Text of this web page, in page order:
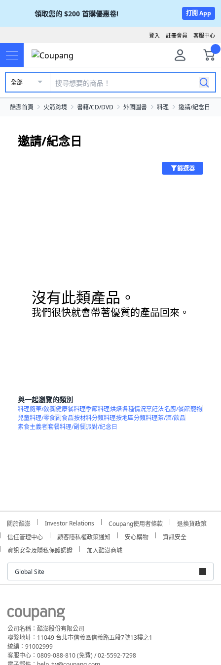
領取您的 $200 首購優惠卷! 打開 App
客服中心
註冊會員
登入
全部
酷澎首頁 火箭跨境 書籍/CD/DVD 外國圖書 料理 邀請/紀念日
邀請/紀念日
篩選器
沒有此類產品。
我們很快就會帶著優質的產品回來。
與一起瀏覽的類別
料理隨筆/敎養健康餐料理季節料理烘焙各種情況烹飪法名廚/餐館寵物
兒童料理/零食副食品按材料分類料理按地區分類料理茶/酒/飲品
素食主義者套餐料理/副餐派對/紀念日
關於酷澎 Investor Relations Coupang使用者條款
退換貨政策
信任管理中心
顧客隱私權政策通知 安心購物
資訊安全
資訊安全及隱私保護認證
加入酷澎商城
Global Site
公司名稱：酷澎股份有限公司
聯繫地址：11049 台北市信義區信義路五段7號13樓之1
統編：91002999
客服中心：0809-088-810 (免費) / 02-5592-7298